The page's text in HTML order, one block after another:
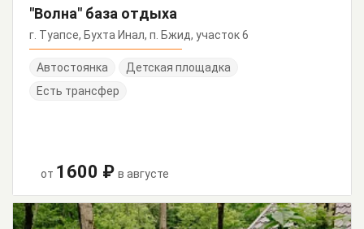
"Волна" база отдыха
г. Туапсе, Бухта Инал, п. Бжид, участок 6
Автостоянка
Детская площадка
Есть трансфер
от 1600 ₽ в августе